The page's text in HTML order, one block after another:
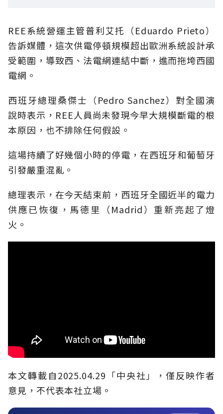
REE系統營運主管普利艾托（Eduardo Prieto）
告訴媒體，這次供電停頓規模超出歐洲系統設計承
受範圍，導致西、法電網連結中斷，進而拖垮西國
電網。
西班牙總理桑傑士（Pedro Sanchez）對全國演
說時表示，REE人員尚未發現今早大規模斷電的根
本原因，也不排除任何假設。
這場持續了好幾個小時的停電，在西班牙和葡萄牙
引發嚴重混亂。
總理表示，在今天結束前，西班牙全國近半的電力
供應已恢復，馬德里（Madrid）重新亮起了燈
火。
本文轉載自2025.04.29「中央社」，僅反映作者
意見，不代表本社立場。